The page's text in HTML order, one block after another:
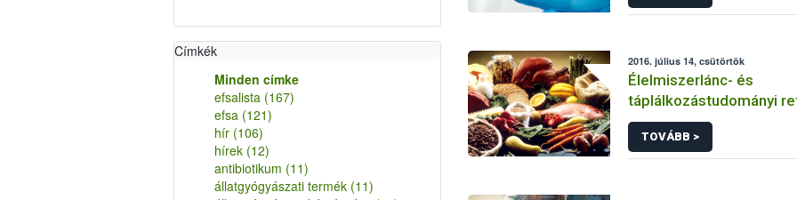
Címkék
Minden címke
efsalista (167)
efsa (121)
hír (106)
hírek (12)
antibiotikum (11)
állatgyógyászati termék (11)
2016. július 14, csütörtök
Élelmiszerlánc- és
táplálkozástudományi
TOVÁBB >